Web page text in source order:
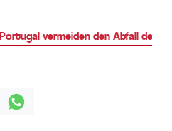
vermeiden den Abfall der